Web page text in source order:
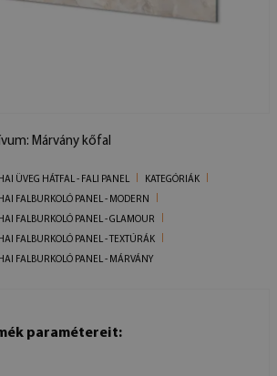
Márvány kőfal
ÜVEG HÁTFAL - FALI PANEL
KATEGÓRIÁK
FALBURKOLÓ PANEL - MODERN
FALBURKOLÓ PANEL - GLAMOUR
FALBURKOLÓ PANEL - TEXTÚRÁK
FALBURKOLÓ PANEL - MÁRVÁNY
paramétereit: